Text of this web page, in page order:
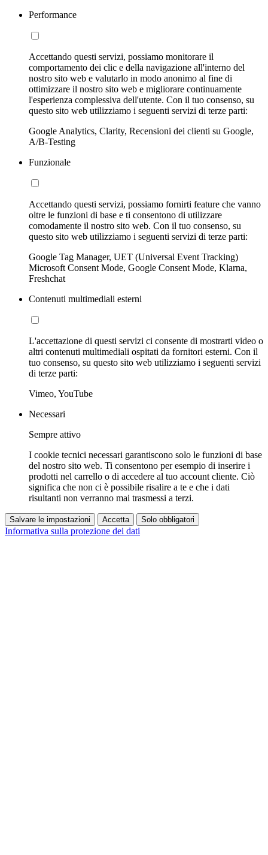
Performance
Accettando questi servizi, possiamo monitorare il
comportamento dei clic e della navigazione all'interno del
nostro sito web e valutarlo in modo anonimo al fine di
ottimizzare il nostro sito web e migliorare continuamente
l'esperienza complessiva dell'utente. Con il tuo consenso, su
questo sito web utilizziamo i seguenti servizi di terze parti:
Google Analytics, Clarity, Recensioni dei clienti su Google,
A/B-Testing
Funzionale
Accettando questi servizi, possiamo fornirti feature che vanno
oltre le funzioni di base e ti consentono di utilizzare
comodamente il nostro sito web. Con il tuo consenso, su
questo sito web utilizziamo i seguenti servizi di terze parti:
Google Tag Manager, UET (Universal Event Tracking)
Microsoft Consent Mode, Google Consent Mode, Klarna,
Freshchat
Contenuti multimediali esterni
L'accettazione di questi servizi ci consente di mostrarti video o
altri contenuti multimediali ospitati da fornitori esterni. Con il
tuo consenso, su questo sito web utilizziamo i seguenti servizi
di terze parti:
Vimeo, YouTube
Necessari
Sempre attivo
I cookie tecnici necessari garantiscono solo le funzioni di base
del nostro sito web. Ti consentono per esempio di inserire i
prodotti nel carrello o di accedere al tuo account cliente. Ciò
significa che non ci è possibile risalire a te e che i dati
risultanti non verranno mai trasmessi a terzi.
Salvare le impostazioni Accetta Solo obbligatori
Informativa sulla protezione dei dati